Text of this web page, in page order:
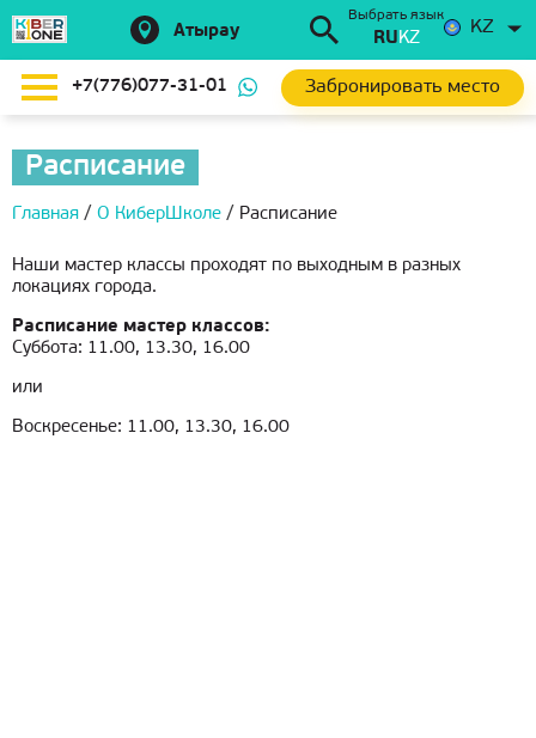
Атырау
Выбрать язык
RUKZ
KZ
+7(776)077-31-01 Забронировать место
Расписание
Главная / О КиберШколе / Расписание
Наши мастер классы проходят по выходным в разных
локациях города.
Расписание мастер классов:
Суббота: 11.00, 13.30, 16.00
или
Воскресенье: 11.00, 13.30, 16.00